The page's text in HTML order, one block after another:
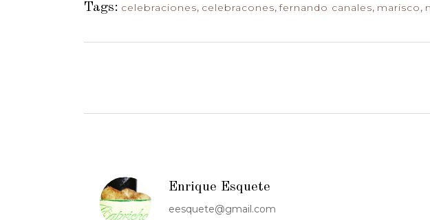
Tags: celebraciones, celebracones,fernando canales, marisco,
Enrique Esquete
eesquete@gmail.com